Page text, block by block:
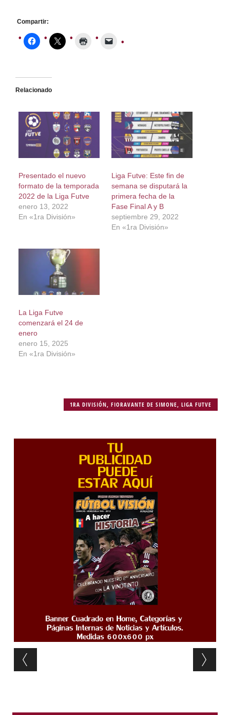
Compartir:
Relacionado
Presentado el nuevo
formato de la temporada
2022 de la Liga Futve
enero 13, 2022
En «1ra División»
Liga Futve: Este fin de
semana se disputará la
primera fecha de la
Fase Final A y B
septiembre 29, 2022
En «1ra División»
La Liga Futve
comenzará el 24 de
enero
enero 15, 2025
En «1ra División»
1RA DIVISIÓN,FIORAVANTE DE SIMONE,LIGA FUTVE
Post navigation